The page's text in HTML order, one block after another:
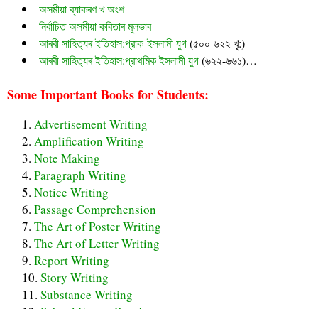
অসমীয়া ব্যাকৰণ খ অংশ
নির্বাচিত অসমীয়া কবিতাৰ মূলভাব
আৰবী সাহিত্যৰ ইতিহাস:প্রাক-ইসলামী যুগ(৫০০-৬২২ খৃ:)
আৰবী সাহিত্যৰ ইতিহাস:প্রাথমিক ইসলামী যুগ(৬২২-৬৬১)…
Some Important Books for Students:
Advertisement Writing
Amplification Writing
Note Making
Paragraph Writing
Notice Writing
Passage Comprehension
The Art of Poster Writing
The Art of Letter Writing
Report Writing
Story Writing
Substance Writing